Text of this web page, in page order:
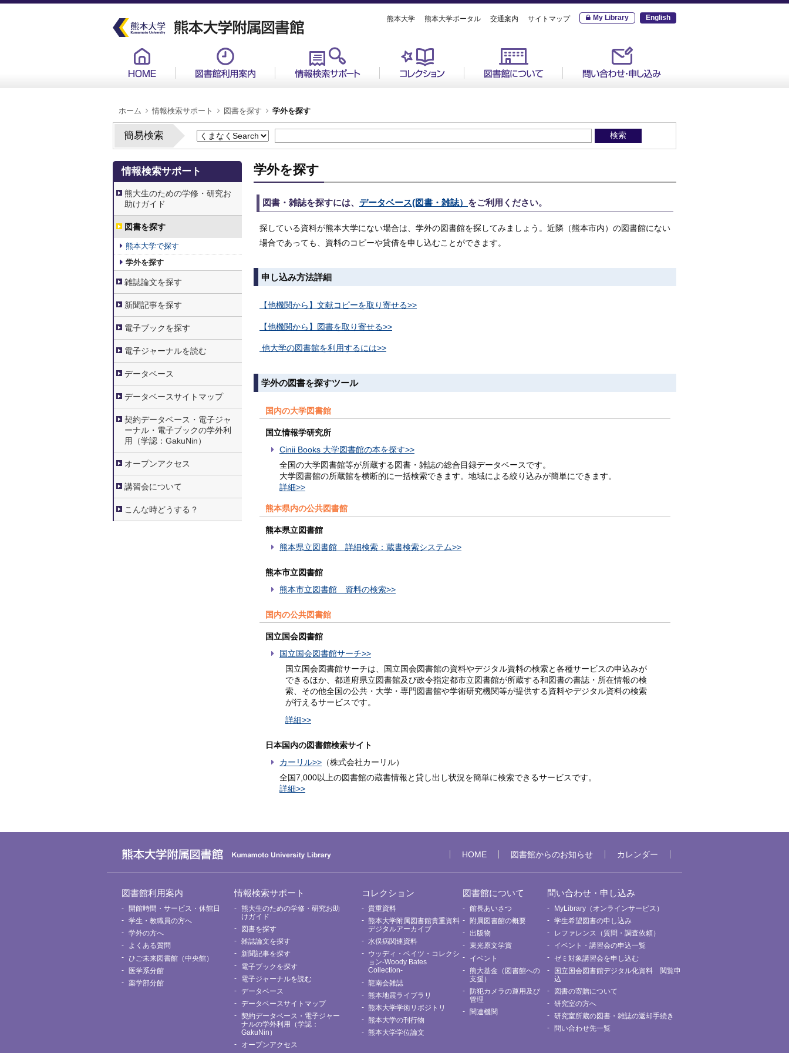
熊本大学 熊本大学ポータル 交通案内 サイトマップ My Library English
パ
ン
く
ず
ホーム 情報検索サポート 図書を探す 学外を探す
簡易検索
学外を探す
図書・雑誌を探すには、 データベース(図書・雑誌） をご利用ください。
探している資料が熊本大学にない場合は、学外の図書館を探してみましょう。近隣（熊本市内）の図書館にない
場合であっても、資料のコピーや貸借を申し込むことができます。
申し込み方法詳細
【他機関から】文献コピーを取り寄せる>>
【他機関から】図書を取り寄せる>>
他大学の図書館を利用するには>>
学外の図書を探すツール
国内の大学図書館
国立情報学研究所
Cinii Books 大学図書館の本を探す>>
全国の大学図書館等が所蔵する図書・雑誌の総合目録データベースです。
大学図書館の所蔵館を横断的に一括検索できます。地域による絞り込みが簡単にできます。
詳細>>
熊本県内の公共図書館
熊本県立図書館
熊本県立図書館 詳細検索：蔵書検索システム>>
熊本市立図書館
熊本市立図書館 資料の検索>>
国内の公共図書館
国立国会図書館
国立国会図書館サーチ>>
国立国会図書館サーチは、国立国会図書館の資料やデジタル資料の検索と各種サービスの申込みが
できるほか、都道府県立図書館及び政令指定都市立図書館が所蔵する和図書の書誌・所在情報の検
索、その他全国の公共・大学・専門図書館や学術研究機関等が提供する資料やデジタル資料の検索
が行えるサービスです。
詳細>>
日本国内の図書館検索サイト
カーリル>> （株式会社カーリル）
全国7,000以上の図書館の蔵書情報と貸し出し状況を簡単に検索できるサービスです。
詳細>>
3.
報
検
索
ポ
ー
ト
情報検索サポート
熊大生のための学修・研究お
助けガイド
図書を探す
熊本大学で探す
学外を探す
雑誌論文を探す
新聞記事を探す
電子ブックを探す
電子ジャーナルを読む
データベース
データベースサイトマップ
契約データベース・電子ジャ
ーナル・電子ブックの学外利
用（学認：GakuNin）
オープンアクセス
講習会について
こんな時どうする？
HOME 図書館からのお知らせ カレンダー
グ
ロ
ー
ル
メ
ュ
ー
図書館利用案内
開館時間・サービス・休館日
学生・教職員の方へ
学外の方へ
よくある質問
ひご未来図書館（中央館）
医学系分館
薬学部分館
情報検索サポート
熊大生のための学修・研究お助
けガイド
図書を探す
雑誌論文を探す
新聞記事を探す
電子ブックを探す
電子ジャーナルを読む
データベース
データベースサイトマップ
契約データベース・電子ジャー
ナルの学外利用（学認：
GakuNin）
オープンアクセス
コレクション
貴重資料
熊本大学附属図書館貴重資料
デジタルアーカイブ
水俣病関連資料
ウッディ・ベイツ・コレクシ
ョン-Woody Bates
Collection-
龍南会雑誌
熊本地震ライブラリ
熊本大学学術リポジトリ
熊本大学の刊行物
熊本大学学位論文
図書館について
館長あいさつ
附属図書館の概要
出版物
東光原文学賞
イベント
熊大基金（図書館への
支援）
防犯カメラの運用及び
管理
関連機関
問い合わせ・申し込み
MyLibrary（オンラインサービス）
学生希望図書の申し込み
レファレンス（質問・調査依頼）
イベント・講習会の申込一覧
ゼミ対象講習会を申し込む
国立国会図書館デジタル化資料 閲覧申
込
図書の寄贈について
研究室の方へ
研究室所蔵の図書・雑誌の返却手続き
問い合わせ先一覧